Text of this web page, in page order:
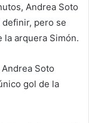
Andrea Soto
pero se
arquera Simón.
Soto
gol de la